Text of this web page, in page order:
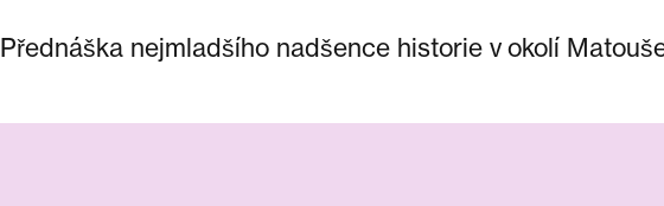
Přednáška nejmladšího nadšence historie v okolí